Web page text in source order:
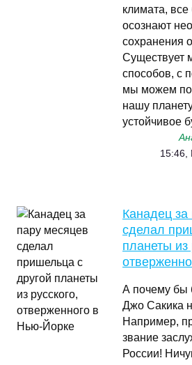
климата,
осознают
сохранения
Существует
способов, с
мы можем
нашу
устойчивое
15:46,
Канадец
сделал
планеты из
А почему бы
Джо Сакика
Например,
звание
России!